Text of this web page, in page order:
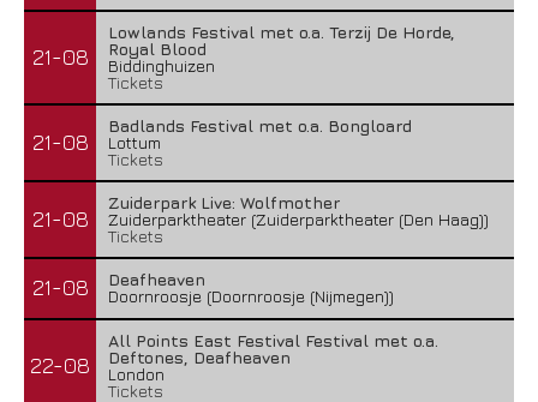
21-08
Lowlands Festival met o.a. Terzij De Horde,
Royal Blood
Biddinghuizen
Tickets
21-08
Badlands Festival met o.a. Bongloard
Lottum
Tickets
21-08
Zuiderpark Live: Wolfmother
Zuiderparktheater (Zuiderparktheater (Den Haag))
Tickets
21-08
Deafheaven
Doornroosje (Doornroosje (Nijmegen))
22-08
All Points East Festival Festival met o.a.
Deftones, Deafheaven
London
Tickets